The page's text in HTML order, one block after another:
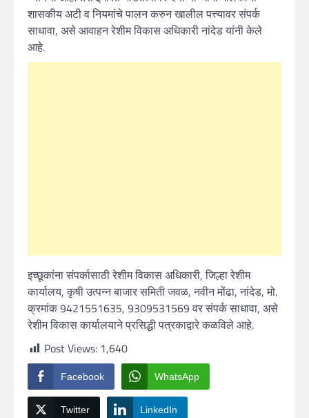
शासकीय अटी व नियमांचे पालन करुन खालील पत्त्यावर संपर्क
साधावा, असे आवाहन रेशीम विकास अधिकारी नांदेड यांनी केले
आहे.
इच्छूकांना संपर्कासाठी रेशीम विकास अधिकारी, जिल्हा रेशीम
कार्यालय, कृषी उत्पन्न बाजार समिती जवळ, नवीन मोंढा, नांदेड, मो.
क्रमांक 9421551635, 9309531569 वर संपर्क साधावा, असे
रेशीम विकास कार्यालयाने प्रसिद्धी पत्रकाद्वारे कळविले आहे.
Post Views: 1,640
Facebook WhatsApp
Twitter LinkedIn